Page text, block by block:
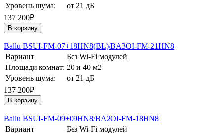
Уровень шума:
от 21 дБ
137 200₽
В корзину
Ballu BSUI-FM-07+18HN8(BL)/BA3OI-FM-21HN8
Вариант
Без Wi-Fi модулей
Площади комнат: 20 и 40 м2
Уровень шума:
от 21 дБ
137 200₽
В корзину
Ballu BSUI-FM-09+09HN8/BA2OI-FM-18HN8
Вариант
Без Wi-Fi модулей